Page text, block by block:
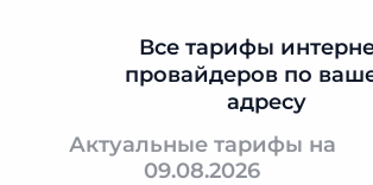
Все тарифы
провайдеров по
адресу
Актуальные тарифы на
09.08.2026